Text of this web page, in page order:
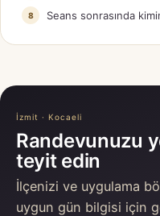
Seans sonrasında
İzmit · Kocaeli
Randevunuzu
teyit edin
İlçenizi ve uygulama
uygun gün bilgisi için